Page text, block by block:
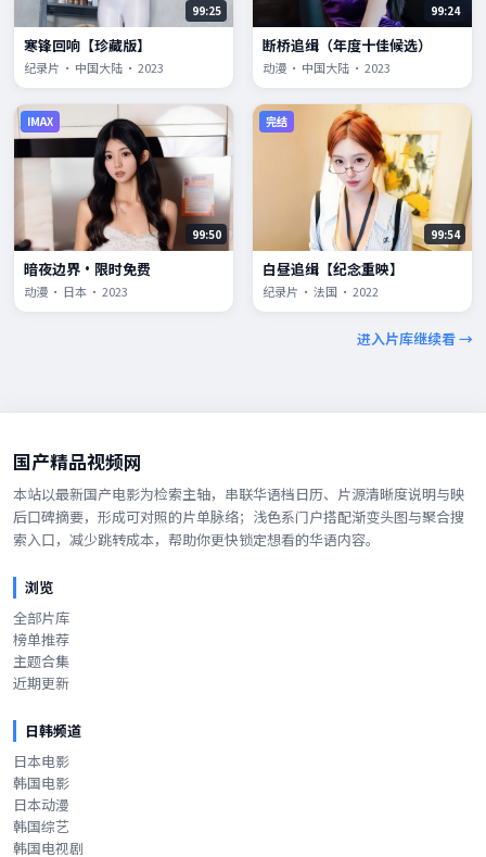
99:25
寒锋回响【珍藏版】
纪录片 · 中国大陆 · 2023
99:24
断桥追缉（年度十佳候选）
动漫 · 中国大陆 · 2023
IMAX
99:50
暗夜边界·限时免费
动漫 · 日本 · 2023
完结
99:54
白昼追缉【纪念重映】
纪录片 · 法国 · 2022
进入片库继续看 →
国产精品视频网
本站以最新国产电影为检索主轴，串联华语档日历、片源清晰度说明与映
后口碑摘要，形成可对照的片单脉络；浅色系门户搭配渐变头图与聚合搜
索入口，减少跳转成本，帮助你更快锁定想看的华语内容。
浏览
全部片库
榜单推荐
主题合集
近期更新
日韩频道
日本电影
韩国电影
日本动漫
韩国综艺
韩国电视剧